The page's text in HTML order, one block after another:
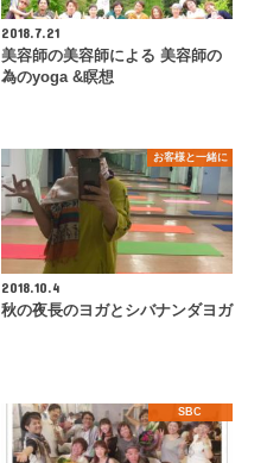
2018.7.21
美容師の美容師による 美容師の
為のyoga &瞑想
お客様と一緒に
2018.10.4
秋の夜長のヨガとシバナンダヨガ
SBC